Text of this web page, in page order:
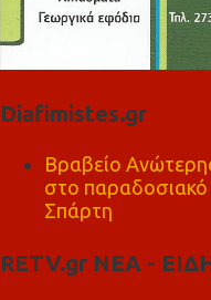
Diafimistes.gr
Βραβείο
στο
Σπάρτη
RETV.gr ΝΕΑ -